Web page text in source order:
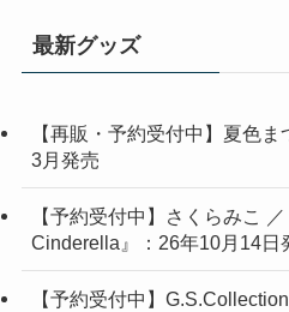
最新グッズ
【再販・予約受付中】夏色
3月発売
【予約受付中】さくらみこ
Cinderella』：26年10月14日
【予約受付中】